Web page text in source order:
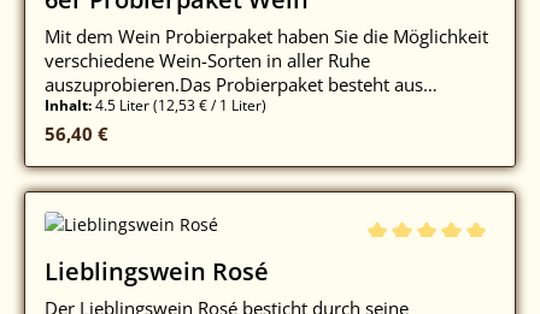
Mit dem Wein Probierpaket haben Sie die Möglichkeit
verschiedene Wein-Sorten in aller Ruhe
auszuprobieren.Das Probierpaket besteht aus
folgenden Weinen:> Chardonnay trocken - 1 Flasche>
Weißburgunder trocken - 1 Flasche> Grauburgunder
Lieblingswein Rosé - 1 Flasche> Lieblingswein Rot - 1
Demeter Der Versand dieses Artikels erfolgt
Inhalt:4.5 Liter(12,53 € / 1 Liter)
Regulärer Preis:
56,40 €
Lieblingswein Rosé
Der Lieblingswein Rosé besticht durch seine